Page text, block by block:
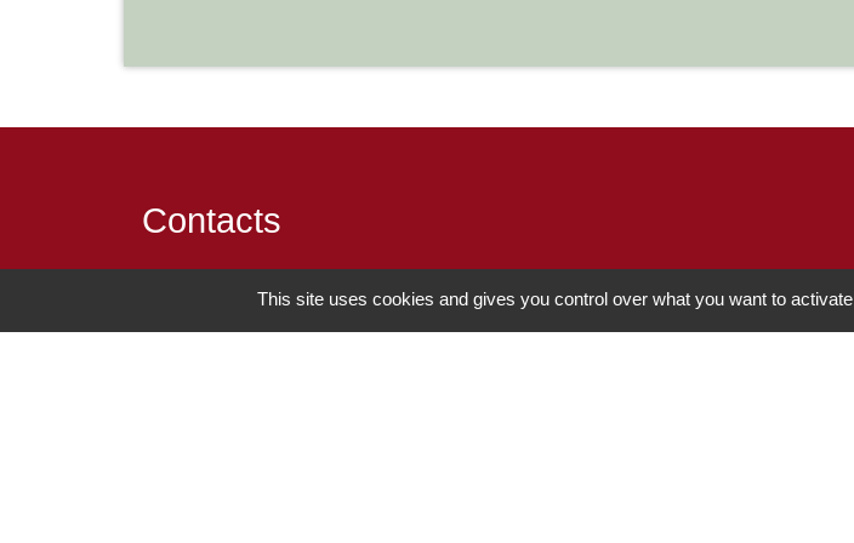
Contacts
84 Rue des écoles
This site uses cookies and gives you control over what you want to activate